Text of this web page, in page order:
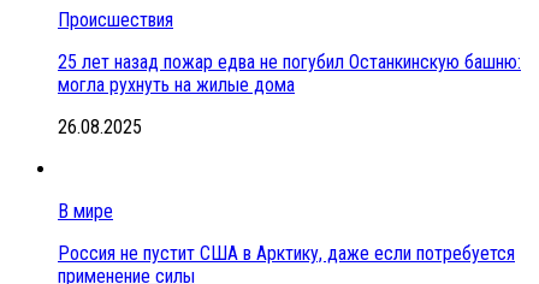
Происшествия
25 лет назад пожар едва не погубил Останкинскую башню:
могла рухнуть на жилые дома
26.08.2025
В мире
Россия не пустит США в Арктику, даже если потребуется
применение силы